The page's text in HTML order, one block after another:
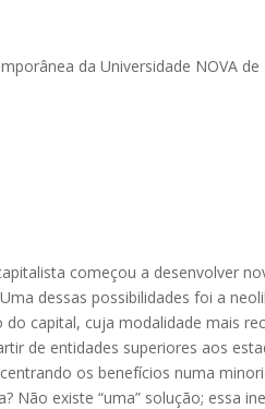
da Universidade NOVA de
começou a desenvolver
dessas possibilidades foi a
capital, cuja modalidade mais
de entidades superiores aos
os benefícios numa
Não existe “uma” solução; essa